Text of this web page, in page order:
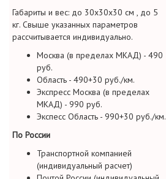
Габариты и вес: до 30х30х30 см , до 5
кг. Свыше указанных параметров
рассчитывается индивидуально.
Москва (в пределах МКАД) - 490
руб.
Область - 490+30 руб./км.
Экспресс Москва (в пределах
МКАД) - 990 руб.
Экспесс Область - 990+30 руб./км.
По России
Транспортной компанией
(индивидуальный расчет)